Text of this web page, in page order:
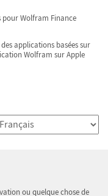
pour Wolfram Finance
applications basées sur
Wolfram sur Apple
ou quelque chose de